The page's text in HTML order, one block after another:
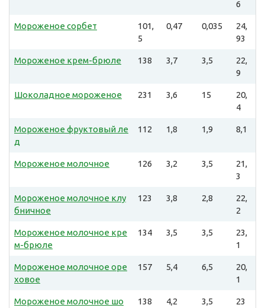
6
Мороженое сорбет
101,
5
0,47 0,035
24,
93
Мороженое крем-брюле 138 3,7 3,5
22,
9
Шоколадное мороженое 231 3,6 15
20,
4
Мороженое фруктовый ле
д
112 1,8 1,9 8,1
Мороженое молочное 126 3,2 3,5
21,
3
Мороженое молочное клу
бничное
123 3,8 2,8
22,
2
Мороженое молочное кре
м-брюле
134 3,5 3,5
23,
1
Мороженое молочное оре
ховое
157 5,4 6,5
20,
1
Мороженое молочное шо
138 4,2 3,5 23